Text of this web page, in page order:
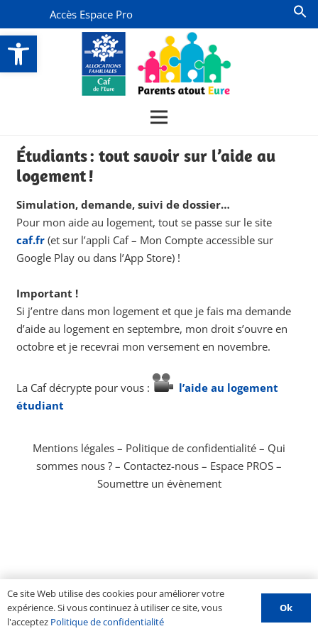
Ouvrir la barre d’outils
Accès Espace Pro
Étudiants : tout savoir sur l’aide au
logement !
Simulation, demande, suivi de dossier…
Pour mon aide au logement, tout se passe sur le site
caf.fr (et sur l’appli Caf – Mon Compte accessible sur
Google Play ou dans l’App Store) !
Important !
Si j’entre dans mon logement et que je fais ma demande
d’aide au logement en septembre, mon droit s’ouvre en
octobre et je recevrai mon versement en novembre.
La Caf décrypte pour vous :
l’aide au logement
étudiant
Mentions légales – Politique de confidentialité – Qui
sommes nous ? – Contactez-nous – Espace PROS –
Soumettre un évènement
Ce site Web utilise des cookies pour améliorer votre
expérience. Si vous continuez à utiliser ce site, vous
l'acceptez Politique de confidentialité
Ok